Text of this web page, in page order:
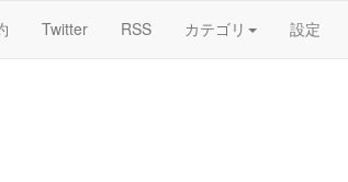
Twitter RSS カテゴリ 設定